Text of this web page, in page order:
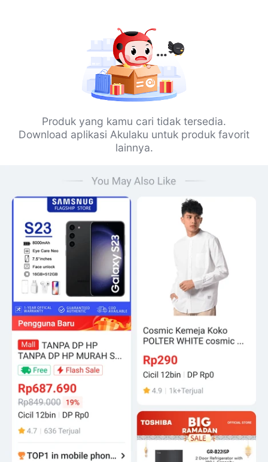
Produk yang kamu cari tidak tersedia.
Download aplikasi Akulaku untuk produk favorit
lainnya.